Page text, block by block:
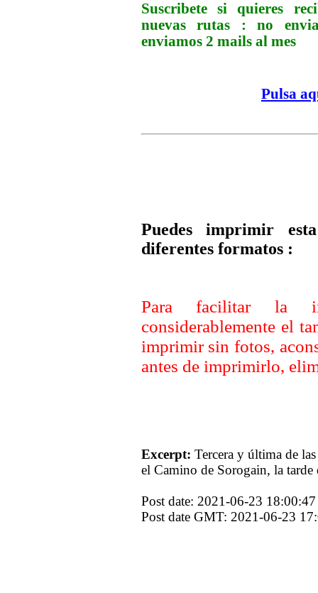
Suscribete si quieres
nuevas rutas : no
enviamos 2 mails al mes
Pulsa
Puedes imprimir
diferentes formatos :
Para facilitar la
considerablemente el
imprimir sin fotos,
antes de imprimirlo,
Excerpt: Tercera y última de
el Camino de Sorogain, la tarde
Post date: 2021-06-23 18:00:47
Post date GMT: 2021-06-23